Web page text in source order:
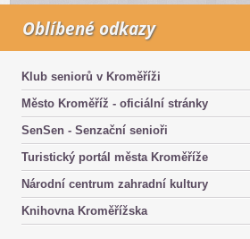
Oblíbené odkazy
Klub seniorů v Kroměříži
Město Kroměříž - oficiální stránky
SenSen - Senzační senioři
Turistický portál města Kroměříže
Národní centrum zahradní kultury
Knihovna Kroměřížska